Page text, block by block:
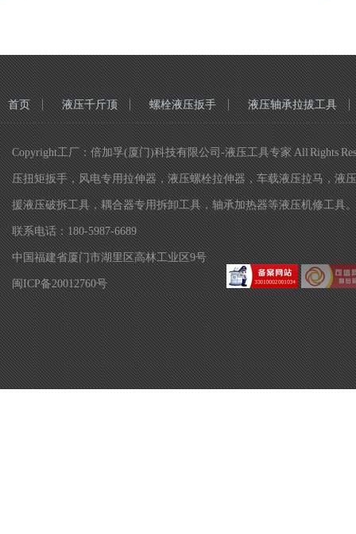
首页 液压千斤顶 螺栓液压扳手 液压轴承拉拔工具
Copyright工厂：倍加孚(厦门)科技有限公司-液压工具专家 All Rights
压扭矩扳手，风电专用拉伸器，液压螺栓拉伸器，车载液压拉马，液
援液压破拆工具，耦合器专用拆卸工具，轴承加热器等液压机修工具。
联系电话：180-5987-6689
中国福建省厦门市湖里区高林工业区9号
闽ICP备20012760号